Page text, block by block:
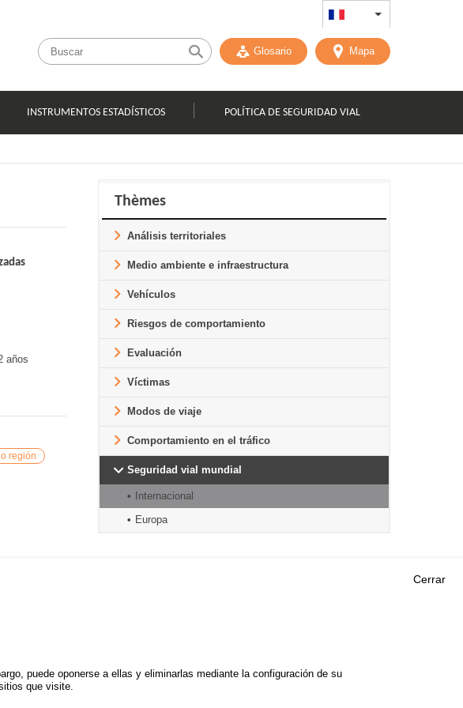
List additional
Glosario Mapa
INSTRUMENTOS ESTADÍSTICOS POLÍTICA DE SEGURIDAD VIAL
años
región
Thèmes
Análisis territoriales
Medio ambiente e infraestructura
Vehículos
Riesgos de comportamiento
Evaluación
Víctimas
Modos de viaje
Comportamiento en el tráfico
Seguridad vial mundial
Internacional
Europa
POLÍTICA DE SEGURIDAD VIAL
Cerrar
puede oponerse a ellas y eliminarlas mediante la configuración de su
que visite.